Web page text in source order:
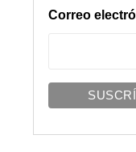
Correo